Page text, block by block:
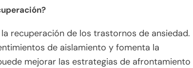
recuperación de los trastornos de ansiedad.
de aislamiento y fomenta la
mejorar las estrategias de afrontamiento